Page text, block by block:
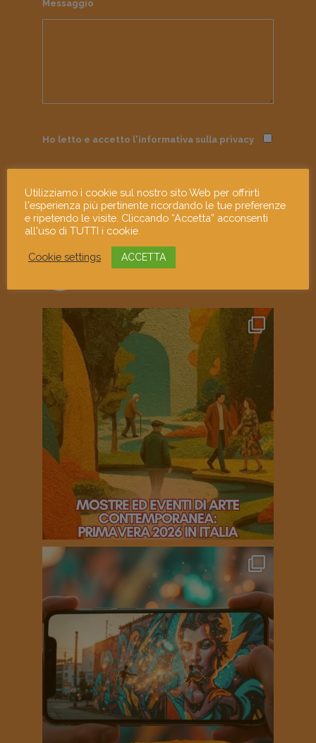
Messaggio
Ho letto e accetto l'informativa sulla privacy
mostramiart
Utilizziamo i cookie sul nostro sito Web per offrirti
l'esperienza più pertinente ricordando le tue preferenze
e ripetendo le visite. Cliccando “Accetta” acconsenti
all'uso di TUTTI i cookie.
Cookie settings ACCETTA